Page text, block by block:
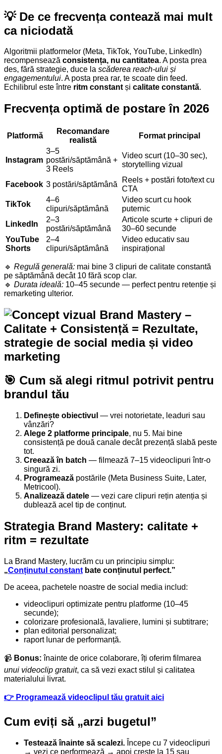
💡 De ce frecvența contează mai mult
ca niciodată
Algoritmii platformelor (Meta, TikTok, YouTube, LinkedIn)
recompensează consistența, nu cantitatea. A posta prea
des, fără strategie, duce la scăderea reach-ului și
engagementului. A posta prea rar, te scoate din feed.
Echilibrul este între ritm constantși calitate constantă.
Frecvența optimă de postare în 2026
Platformă
Recomandare
realistă
Format principal
Instagram
3–5
postări/săptămână +
3 Reels
Video scurt (10–30 sec),
storytelling vizual
Facebook 3 postări/săptămână
Reels + postări foto/text cu
CTA
TikTok
4–6
clipuri/săptămână
Video scurt cu hook
puternic
LinkedIn
2–3
postări/săptămână
Articole scurte + clipuri de
30–60 secunde
YouTube
Shorts
2–4
clipuri/săptămână
Video educativ sau
inspirațional
🔹 Regulă generală: mai bine 3 clipuri de calitate constantă
pe săptămână decât 10 fără scop clar.
🔹 Durata ideală: 10–45 secunde — perfect pentru retenție și
remarketing ulterior.
🎯 Cum să alegi ritmul potrivit pentru
brandul tău
Definește obiectivul — vrei notorietate, leaduri sau
vânzări?
Alege 2 platforme principale, nu 5. Mai bine
consistență pe două canale decât prezență slabă peste
tot.
Creează în batch — filmează 7–15 videoclipuri într-o
singură zi.
Programează postările (Meta Business Suite, Later,
Metricool).
Analizează datele — vezi care clipuri rețin atenția și
dublează acel tip de conținut.
Strategia Brand Mastery: calitate +
ritm = rezultate
La Brand Mastery, lucrăm cu un principiu simplu:
„Conținutul constant bate conținutul perfect.”
De aceea, pachetele noastre de social media includ:
videoclipuri optimizate pentru platforme (10–45
secunde);
colorizare profesională, lavaliere, lumini și subtitrare;
plan editorial personalizat;
raport lunar de performanță.
📹 Bonus: înainte de orice colaborare, îți oferim filmarea
unui videoclip gratuit, ca să vezi exact stilul și calitatea
materialului livrat.
👉 Programează videoclipul tău gratuit aici
Cum eviți să „arzi bugetul”
Testează înainte să scalezi. Începe cu 7 videoclipuri
→ vezi ce performează → apoi crește la 15 sau